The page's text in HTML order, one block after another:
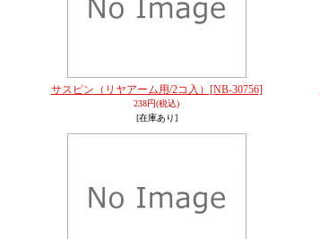
サスピン（リヤアーム用/2コ入） [NB-30756]
238円(税込)
[在庫あり]